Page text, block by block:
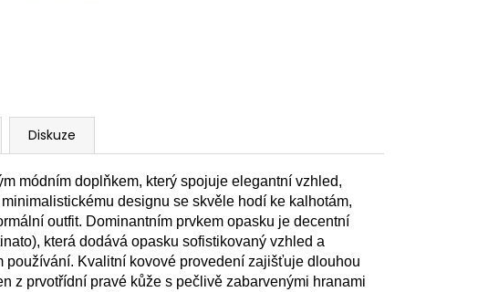
Diskuze
módním doplňkem, který spojuje elegantní vzhled,
designu se skvěle hodí ke kalhotám,
outfit. Dominantním prvkem opasku je decentní
která dodává opasku sofistikovaný vzhled a
Kvalitní kovové provedení zajišťuje dlouhou
z prvotřídní pravé kůže s pečlivě zabarvenými hranami